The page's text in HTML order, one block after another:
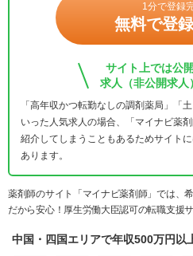
1分で登録
無料で登
サイト上では公
求人（非公開求人
「高年収かつ転勤なしの調剤薬局」「
いった人気求人の場合、「マイナビ薬
紹介してしまうこともあるためサイト
あります。
薬剤師のサイト「マイナビ薬剤師」では、
だから安心！厚生労働大臣認可の転職支援サ
中国・四国エリアで年収500万円以